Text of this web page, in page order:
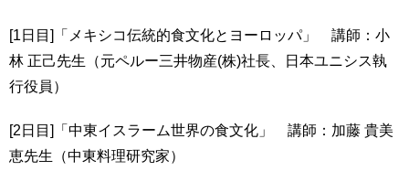
[1日目]「メキシコ伝統的食文化とヨーロッパ」 講師：小
林 正己先生（元ペルー三井物産(株)社長、日本ユニシス執
行役員）
[2日目]「中東イスラーム世界の食文化」 講師：加藤 貴美
恵先生（中東料理研究家）